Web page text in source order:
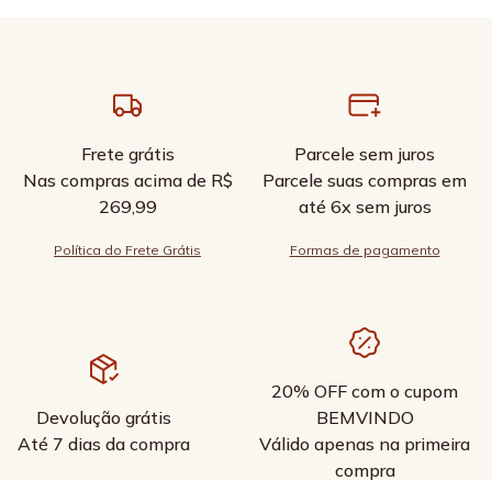
Frete grátis
Nas compras acima de R$
269,99
Política do Frete Grátis
Parcele sem juros
Parcele suas compras em
até 6x sem juros
Formas de pagamento
Devolução grátis
Até 7 dias da compra
20% OFF com o cupom
BEMVINDO
Válido apenas na primeira
compra